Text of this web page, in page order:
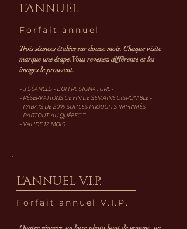
L'ANNUEL
Forfait annuel
Trois séances étalées sur douze mois. Chaque visite
marque une étape. Vous revenez différente et les
images le prouvent.
- 3 SÉANCES - L'OFFRE SIGNATURE -
- RÉSERVATIONS DE FIN DE SEMAINE DISPONIBLE -
- RABAIS DE 20% SUR LES PRODUITS IMPRIMÉS -
- PARTOUT AU QUÉBEC**
- VALIDE 12 MOIS
L'ANNUEL V.I.P.
Forfait annuel V.I.P.